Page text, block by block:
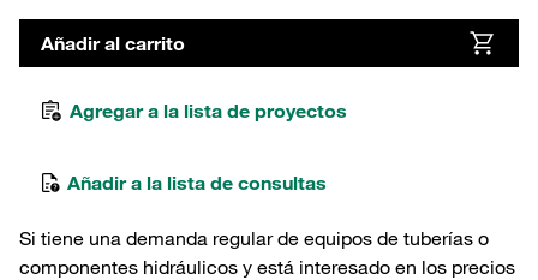
Añadir al carrito
Agregar a la lista de proyectos
Añadir a la lista de consultas
Si tiene una demanda regular de equipos de tuberías o
componentes hidráulicos y está interesado en los precios